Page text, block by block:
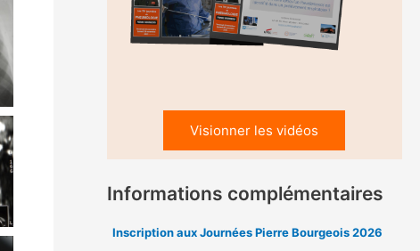
Visionner les vidéos
Informations complémentaires
Inscription aux Journées Pierre Bourgeois 2026